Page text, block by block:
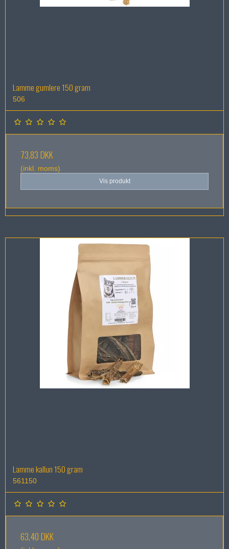
Lamme gumlere 150 gram
506
73,83 DKK
(inkl. moms)
Vis produkt
Lamme kallun 150 gram
561150
63,40 DKK